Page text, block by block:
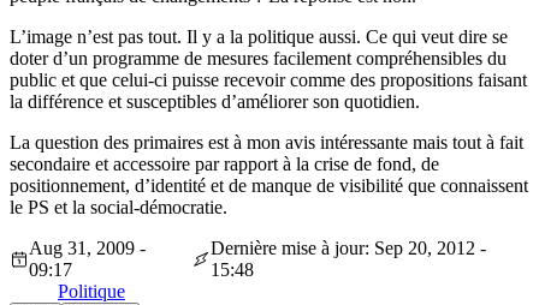
L’image n’est pas tout. Il y a la politique aussi. Ce qui veut dire se
doter d’un programme de mesures facilement compréhensibles du
public et que celui-ci puisse recevoir comme des propositions faisant
la différence et susceptibles d’améliorer son quotidien.
La question des primaires est à mon avis intéressante mais tout à fait
secondaire et accessoire par rapport à la crise de fond, de
positionnement, d’identité et de manque de visibilité que connaissent
le PS et la social-démocratie.
Aug 31, 2009 -
09:17
Dernière mise à jour: Sep 20, 2012 -
15:48
Politique